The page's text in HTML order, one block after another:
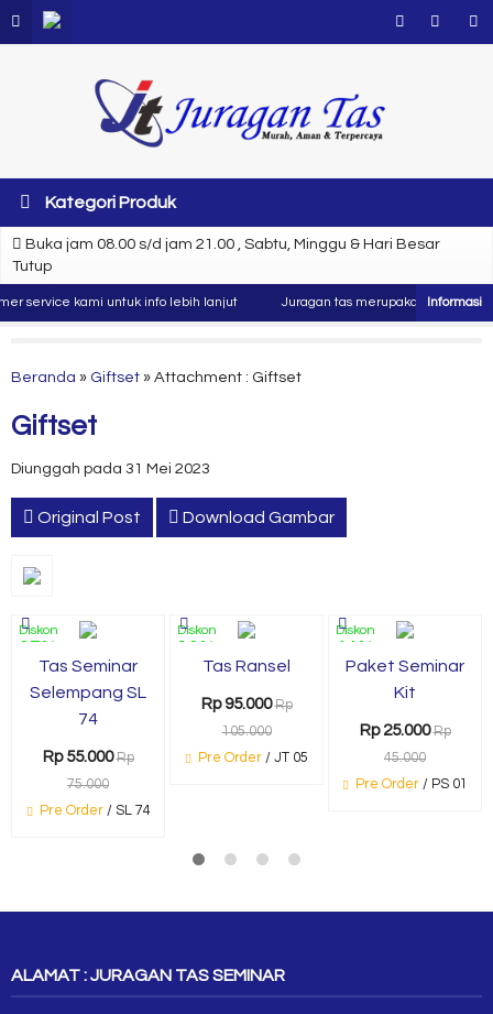
Kategori Produk
Buka jam 08.00 s/d jam 21.00 , Sabtu, Minggu & Hari Besar
Tutup
service kami untuk info lebih lanjut Juragan tas merupakan produsen
Beranda » Giftset » Attachment : Giftset
Giftset
Diunggah pada 31 Mei 2023
Original Post Download Gambar
Diskon
27%
Tas Seminar
Selempang SL
74
Rp 55.000 Rp
75.000
Pre Order/ SL 74
Diskon
10%
Tas Ransel
Rp 95.000 Rp
105.000
Pre Order / JT 05
Diskon
44%
Paket Seminar
Kit
Rp 25.000 Rp
45.000
Pre Order / PS 01
ALAMAT : JURAGAN TAS SEMINAR